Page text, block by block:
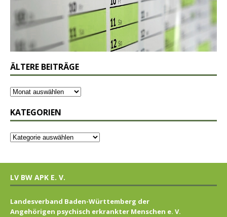
ÄLTERE BEITRÄGE
KATEGORIEN
LV BW APK E. V.
Landesverband Baden-Württemberg der
Angehörigen psychisch erkrankter Menschen e. V.